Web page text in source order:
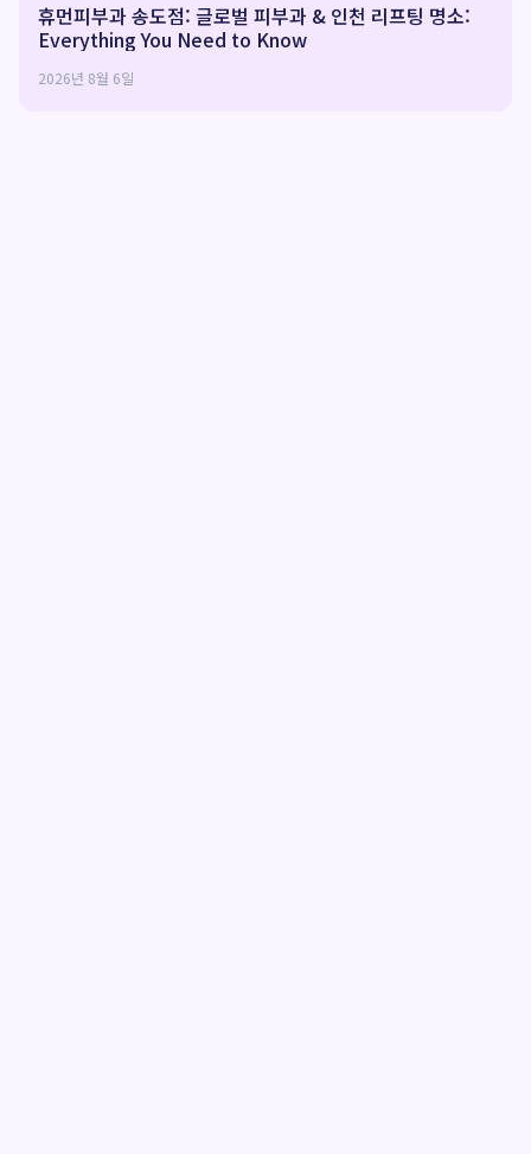
휴먼피부과 송도점: 글로벌 피부과 & 인천 리프팅 명소:
Everything You Need to Know
2026년 8월 6일